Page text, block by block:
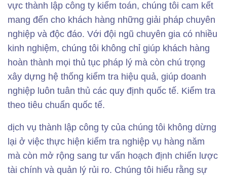
vực thành lập công ty kiểm toán, chúng tôi cam kết
mang đến cho khách hàng những giải pháp chuyên
nghiệp và độc đáo. Với đội ngũ chuyên gia có nhiều
kinh nghiệm, chúng tôi không chỉ giúp khách hàng
hoàn thành mọi thủ tục pháp lý mà còn chú trọng
xây dựng hệ thống kiểm tra hiệu quả, giúp doanh
nghiệp luôn tuân thủ các quy định quốc tế. Kiểm tra
theo tiêu chuẩn quốc tế.
dịch vụ thành lập công ty của chúng tôi không dừng
lại ở việc thực hiện kiểm tra nghiệp vụ hàng năm
mà còn mở rộng sang tư vấn hoạch định chiến lược
tài chính và quản lý rủi ro. Chúng tôi hiểu rằng sự